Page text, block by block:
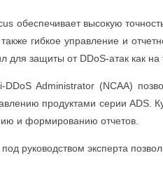
обеспечивает высокую
гибкое управление и
для защиты от DDoS-атак как
DDoS Administrator (NCAA)
продуктами серии ADS.
и формированию отчетов.
руководством эксперта